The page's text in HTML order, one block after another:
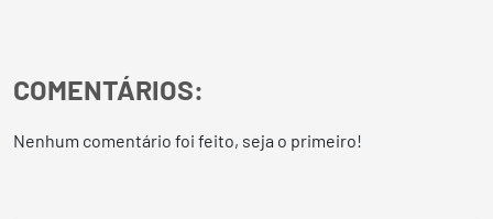
COMENTÁRIOS:
Nenhum comentário foi feito, seja o primeiro!